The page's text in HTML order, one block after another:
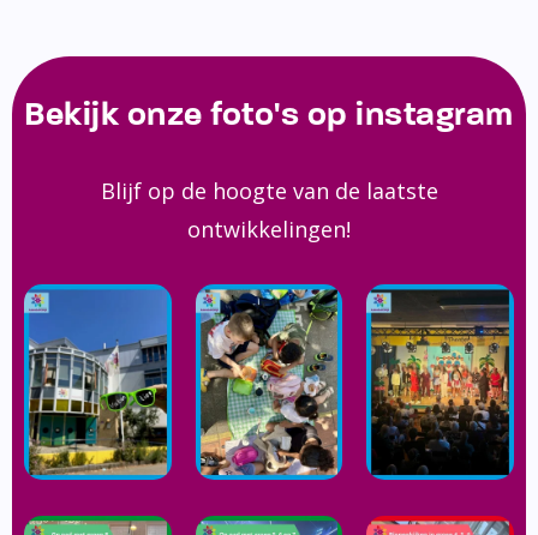
Bekijk onze foto's op instagram
Blijf op de hoogte van de laatste
ontwikkelingen!